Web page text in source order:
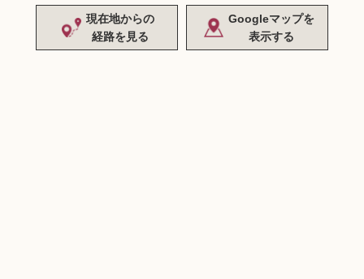
現在地からの
経路を見る
Googleマップを
表示する